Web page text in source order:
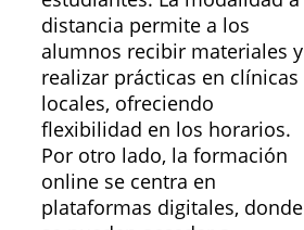
distancia permite a los
alumnos recibir materiales y
realizar prácticas en clínicas
locales, ofreciendo
flexibilidad en los horarios.
Por otro lado, la formación
online se centra en
plataformas digitales, donde